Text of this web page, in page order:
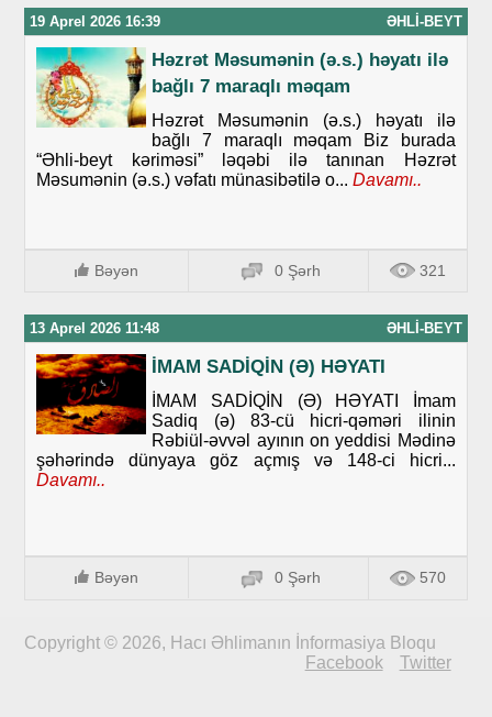
19 Aprel 2026 16:39 ƏHLI-BEYT
Həzrət Məsumənin (ə.s.) həyatı ilə
bağlı 7 maraqlı məqam
Həzrət Məsumənin (ə.s.) həyatı ilə
bağlı 7 maraqlı məqam Biz burada
“Əhli-beyt kəriməsi” ləqəbi ilə tanınan Həzrət
Məsumənin (ə.s.) vəfatı münasibətilə o... Davamı..
Bəyən 0 Şərh 321
13 Aprel 2026 11:48 ƏHLI-BEYT
İMAM SADİQİN (Ə) HƏYATI
İMAM SADİQİN (Ə) HƏYATI İmam
Sadiq (ə) 83-cü hicri-qəməri ilinin
Rəbiül-əvvəl ayının on yeddisi Mədinə
şəhərində dünyaya göz açmış və 148-ci hicri...
Davamı..
Bəyən 0 Şərh 570
Copyright © 2026, Hacı Əhlimanın İnformasiya Bloqu
Facebook
Twitter